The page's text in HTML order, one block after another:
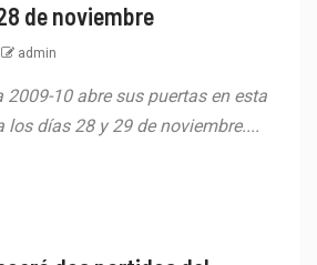
de noviembre
admin
2009-10 abre sus puertas en esta
los días 28 y 29 de noviembre....